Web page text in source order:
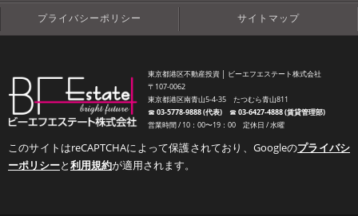
プライバシーポリシー サイトマップ
東京都港区不動産投資 │ ビーエフエステート株式会社
〒107-0062
東京都港区南青山5-4-35 たつむら青山811
☎︎03-5778-9888 (代表)☎︎03-6427-4888 (賃貸管理部)
営業時間 / 10：00〜19：00 定休日 / 水曜
このサイトはreCAPTCHAによって保護されており、Googleのプライバシ
ーポリシーと利用規約が適用されます。